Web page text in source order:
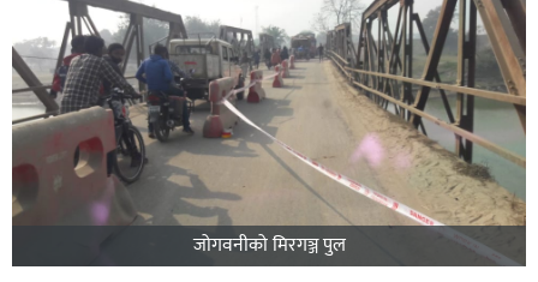
जोगवनीको मिरगञ्ज पुल